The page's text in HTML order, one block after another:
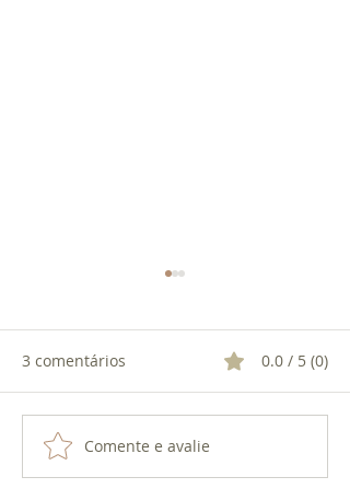
O CACHIMBO DO PRETO
VELHO
3 comentários 0.0 / 5 (0)
Comente e avalie